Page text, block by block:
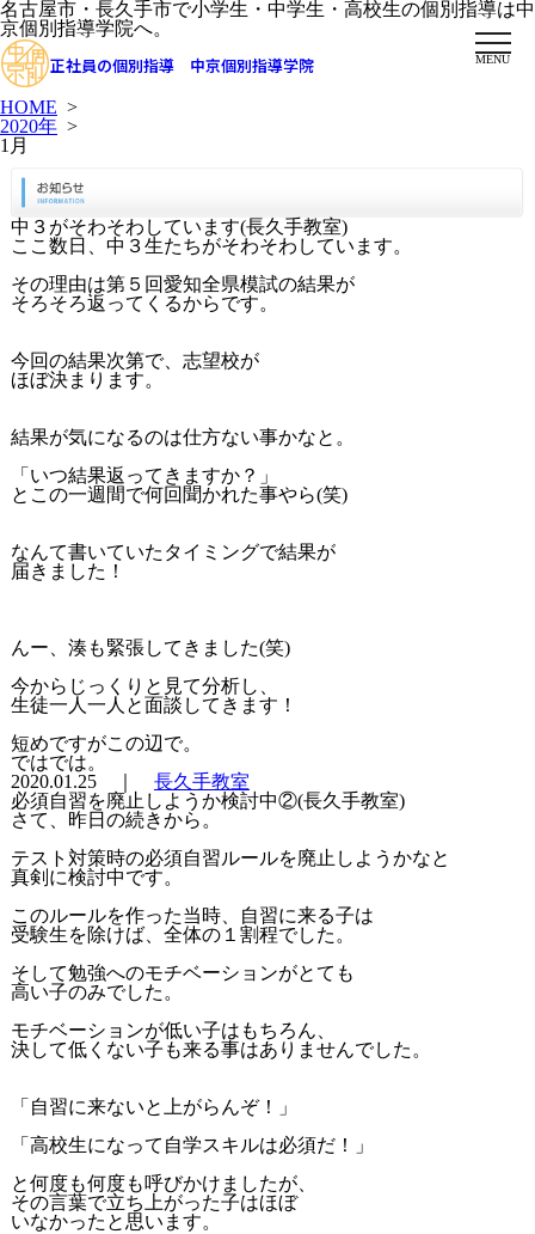
名古屋市・長久手市で小学生・中学生・高校生の個別指導は中
京個別指導学院へ。
正社員の個別指導 中京個別指導学院 MENU
HOME >
2020年 >
1月
中３がそわそわしています(長久手教室)
ここ数日、中３生たちがそわそわしています。
その理由は第５回愛知全県模試の結果が
そろそろ返ってくるからです。
今回の結果次第で、志望校が
ほぼ決まります。
結果が気になるのは仕方ない事かなと。
「いつ結果返ってきますか？」
とこの一週間で何回聞かれた事やら(笑)
なんて書いていたタイミングで結果が
届きました！
んー、湊も緊張してきました(笑)
今からじっくりと見て分析し、
生徒一人一人と面談してきます！
短めですがこの辺で。
ではでは。
2020.01.25 ｜ 長久手教室
必須自習を廃止しようか検討中②(長久手教室)
さて、昨日の続きから。
テスト対策時の必須自習ルールを廃止しようかなと
真剣に検討中です。
このルールを作った当時、自習に来る子は
受験生を除けば、全体の１割程でした。
そして勉強へのモチベーションがとても
高い子のみでした。
モチベーションが低い子はもちろん、
決して低くない子も来る事はありませんでした。
「自習に来ないと上がらんぞ！」
「高校生になって自学スキルは必須だ！」
と何度も何度も呼びかけましたが、
その言葉で立ち上がった子はほぼ
いなかったと思います。